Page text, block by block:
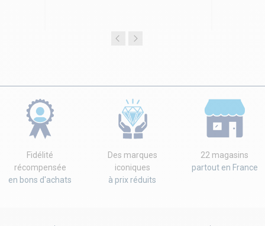
Fidélité
récompensée
en bons d'achats
Des marques
iconiques
à prix réduits
22 magasins
partout en France